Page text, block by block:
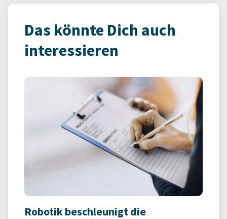
Das könnte Dich auch
interessieren
Robotik beschleunigt die